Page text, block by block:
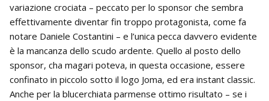
variazione crociata – peccato per lo sponsor che sembra
effettivamente diventar fin troppo protagonista, come fa
notare Daniele Costantini – e l’unica pecca davvero evidente
è la mancanza dello scudo ardente. Quello al posto dello
sponsor, cha magari poteva, in questa occasione, essere
confinato in piccolo sotto il logo Joma, ed era instant classic.
Anche per la blucerchiata parmense ottimo risultato – se i